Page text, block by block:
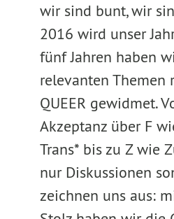
wir sind bunt, wir
2016 wird unser
fünf Jahren haben
relevanten Themen
QUEER gewidmet.
Akzeptanz über F
Trans* bis zu Z wie
nur Diskussionen
zeichnen uns aus: